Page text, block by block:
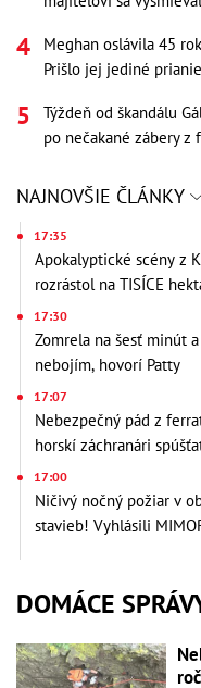
Meghan oslávila 45
Prišlo jej jediné
Týždeň od škandálu
po nečakané zábery z
NAJNOVŠIE ČLÁNKY
17:35
Apokalyptické scény z
rozrástol na TISÍCE
17:30
Zomrela na šesť minút
nebojím, hovorí Patty
17:07
Nebezpečný pád z
horskí záchranári
17:00
Ničivý nočný požiar v
stavieb! Vyhlásili
DOMÁCE